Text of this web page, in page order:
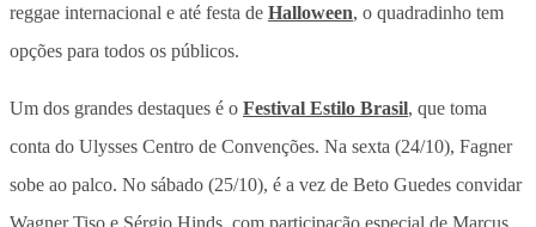
reggae internacional e até festa de Halloween, o quadradinho tem
opções para todos os públicos.
Um dos grandes destaques é o Festival Estilo Brasil, que toma
conta do Ulysses Centro de Convenções. Na sexta (24/10), Fagner
sobe ao palco. No sábado (25/10), é a vez de Beto Guedes convidar
Wagner Tiso e Sérgio Hinds, com participação especial de Marcus